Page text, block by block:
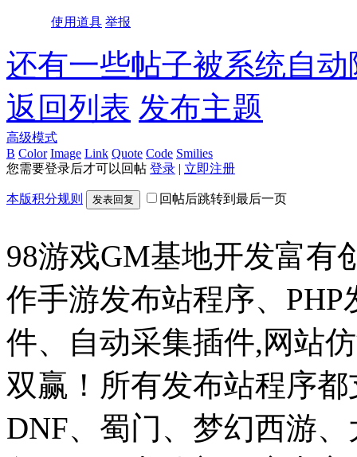
使用道具 举报
还有一些帖子被系统自
返回列表 发布主题
高级模式
B Color Image Link Quote Code Smilies
您需要登录后才可以回帖 登录 | 立即注册
本版积分规则 发表回复 回帖后跳转到最后一页
98游戏GM基地开发富有
作手游发布站程序、
件、自动采集插件,网站
双赢！所有发布站程序
DNF、蜀门、梦幻西游